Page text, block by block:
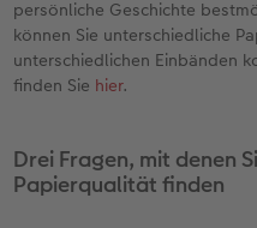
persönliche Geschichte
können Sie unterschiedliche
unterschiedlichen Einbänden
finden Sie hier.
Drei Fragen, mit denen
Papierqualität finden